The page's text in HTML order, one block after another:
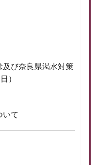
及び奈良県渇水対策
）
いて